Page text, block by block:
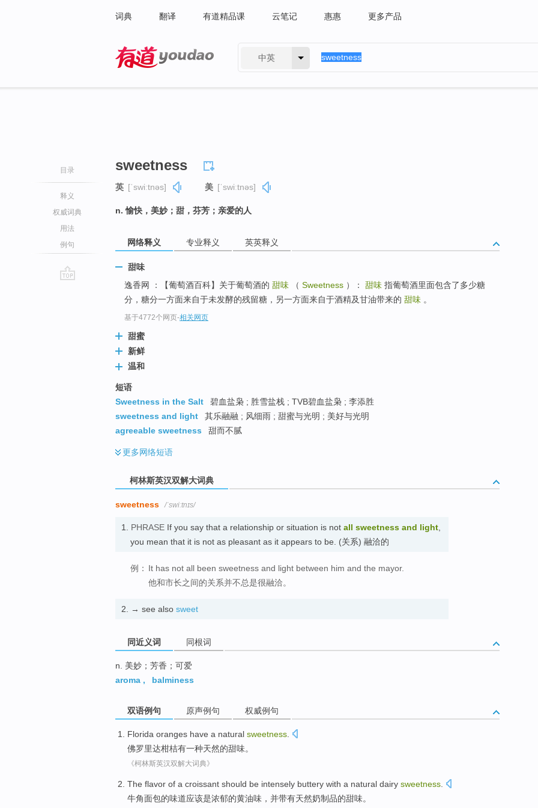
词典 翻译 有道精品课 云笔记 惠惠 更多产品
中英
目录
释义
权威词典
用法
例句
sweetness
英 [ˈswiːtnəs] 美 [ˈswiːtnəs]
n. 愉快，美妙；甜，芬芳；亲爱的人
网络释义 专业释义 英英释义
甜味
逸香网 ：【葡萄酒百科】关于葡萄酒的 甜味 （ Sweetness ）： 甜味 指葡萄酒里面包含了多少糖
分，糖分一方面来自于未发酵的残留糖，另一方面来自于酒精及甘油带来的 甜味 。
基于4772个网页-相关网页
甜蜜
新鲜
温和
短语
Sweetness in the Salt
碧血盐枭 ; 胜雪盐栈 ; TVB碧血盐枭 ; 李添胜
sweetness and light
其乐融融 ; 风细雨 ; 甜蜜与光明 ; 美好与光明
agreeable sweetness
甜而不腻
更多网络短语
柯林斯英汉双解大词典
sweetness /ˈswiːtnɪs/
1. PHRASE If you say that a relationship or situation is not all sweetness and light
you mean that it is not as pleasant as it appears to be. (关系) 融洽的
例： It has not all been sweetness and light between him and the mayor.
他和市长之间的关系并不总是很融洽。
2. → see also sweet
同近义词 同根词
n. 美妙；芳香；可爱
aroma , balminess
双语例句 原声例句 权威例句
Florida oranges have a natural sweetness
佛罗里达柑桔有一种天然的甜味。
《柯林斯英汉双解大词典》
The flavor of a croissant should be intensely buttery with a natural dairy sweetness
牛角面包的味道应该是浓郁的黄油味，并带有天然奶制品的甜味。